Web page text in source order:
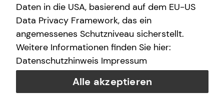
Unternehmen – persönlich, nachhaltig und individuell.
Die passende Lösung für Ihr Unternehmen
Wir sichern mit unseren Partnerunternehmen Ihre
unternehmerischen Risiken individuell ab. Sie erhalten
einen spezifisch auf Ihr Unternehmen abgestimmten
Versicherungsschutz. Ihr Gewerbe und Ihr Vermögen vor
Daten in die USA, basierend auf dem EU-US
Data Privacy Framework, das ein
angemessenes Schutzniveau sicherstellt.
Weitere Informationen finden Sie hier:
Datenschutzhinweis Impressum
Alle akzeptieren